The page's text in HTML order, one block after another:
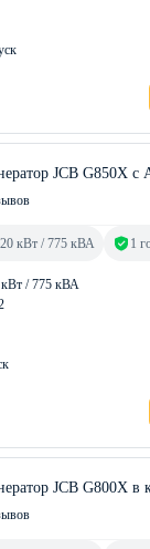
JCB G850X с
/ 775 кВА
кВт / 775 кВА 1
JCB G800X в